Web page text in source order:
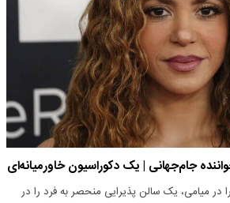
شکیرا در میامی، یک سالن پذیرایی منحصر به فرد را در